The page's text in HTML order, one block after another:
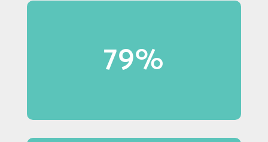
79%
79% van de Gen Z shoppers let
op displays in winkels.